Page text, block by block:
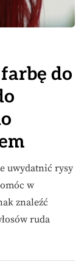
do
uwydatnić rysy
w
znaleźć
ruda